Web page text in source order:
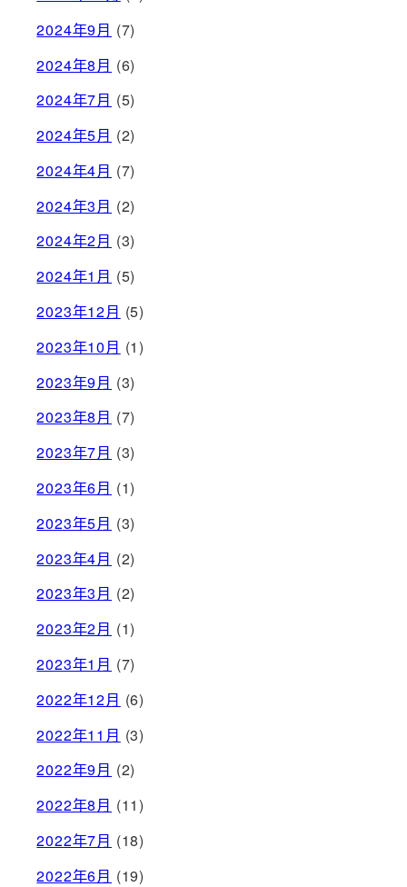
2024年9月 (7)
2024年8月 (6)
2024年7月 (5)
2024年5月 (2)
2024年4月 (7)
2024年3月 (2)
2024年2月 (3)
2024年1月 (5)
2023年12月 (5)
2023年10月 (1)
2023年9月 (3)
2023年8月 (7)
2023年7月 (3)
2023年6月 (1)
2023年5月 (3)
2023年4月 (2)
2023年3月 (2)
2023年2月 (1)
2023年1月 (7)
2022年12月 (6)
2022年11月 (3)
2022年9月 (2)
2022年8月 (11)
2022年7月 (18)
2022年6月 (19)